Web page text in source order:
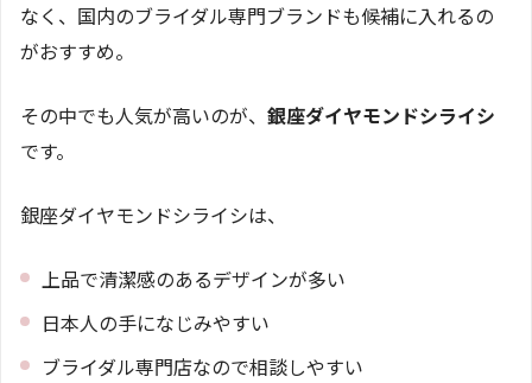
なく、国内のブライダル専門ブランドも候補に入れるの
がおすすめ。
その中でも人気が高いのが、 銀座ダイヤモンドシライシ
です。
銀座ダイヤモンドシライシは、
上品で清潔感のあるデザインが多い
日本人の手になじみやすい
ブライダル専門店なので相談しやすい